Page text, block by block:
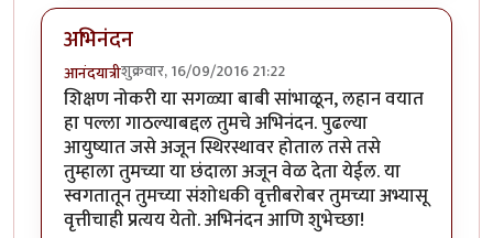
अभिनंदन
आनंदयात्रीशुक्रवार, 16/09/2016 21:22
शिक्षण नोकरी या सगळ्या बाबी सांभाळून, लहान वयात
हा पल्ला गाठल्याबद्दल तुमचे अभिनंदन. पुढल्या
आयुष्यात जसे अजून स्थिरस्थावर होताल तसे तसे
तुम्हाला तुमच्या या छंदाला अजून वेळ देता येईल. या
स्वगतातून तुमच्या संशोधकी वृत्तीबरोबर तुमच्या अभ्यासू
वृत्तीचाही प्रत्यय येतो. अभिनंदन आणि शुभेच्छा!